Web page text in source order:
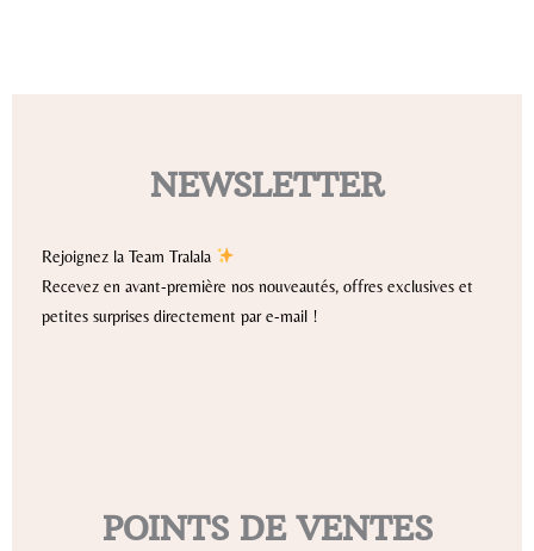
NEWSLETTER
Rejoignez la Team Tralala
Recevez en avant-première nos nouveautés, offres exclusives et
petites surprises directement par e-mail !
POINTS DE VENTES